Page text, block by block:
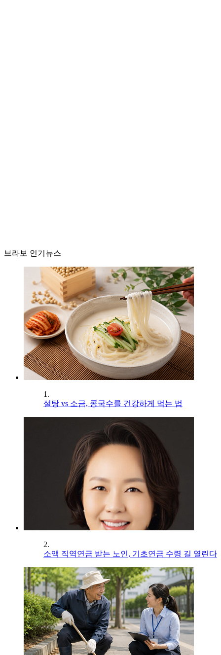
브라보 인기뉴스
1.
설탕 vs 소금, 콩국수를 건강하게 먹는 법
2.
소액 직역연금 받는 노인, 기초연금 수령 길 열린다